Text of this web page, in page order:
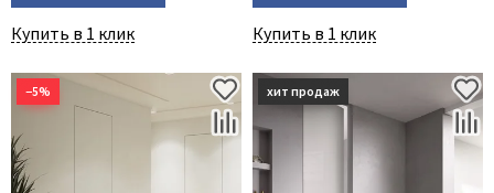
Купить в 1 клик Купить в 1 клик
−5%